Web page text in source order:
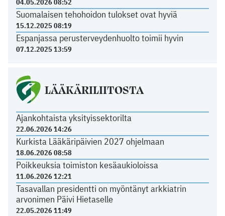
04.05.2026 08:52
Suomalaisen tehohoidon tulokset ovat hyviä
15.12.2025 08:19
Espanjassa perusterveydenhuolto toimii hyvin
07.12.2025 13:59
LÄÄKÄRILIITOSTA
Ajankohtaista yksityissektorilta
22.06.2026 14:26
Kurkista Lääkäripäivien 2027 ohjelmaan
18.06.2026 08:58
Poikkeuksia toimiston kesäaukioloissa
11.06.2026 12:21
Tasavallan presidentti on myöntänyt arkkiatrin
arvonimen Päivi Hietaselle
22.05.2026 11:49